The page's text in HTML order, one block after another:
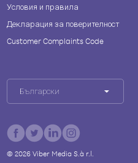
Условия и правила
Декларация за поверителност
Customer Complaints Code
Български
© 2026Viber Media S.à r.l.